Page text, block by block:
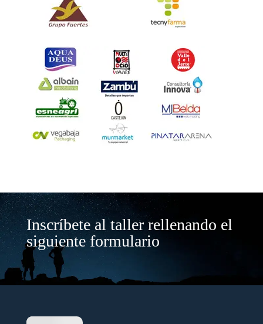
Inscríbete al taller rellenando el
siguiente formulario